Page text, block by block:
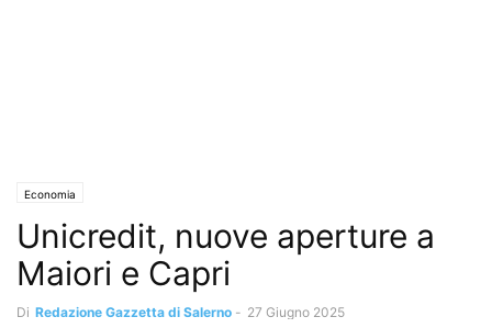
Economia
Unicredit, nuove aperture a
Maiori e Capri
Di Redazione Gazzetta di Salerno - 27 Giugno 2025